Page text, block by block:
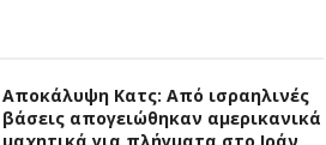
Αποκάλυψη Κατς: Από ισραηλινές
βάσεις απογειώθηκαν αμερικανικά